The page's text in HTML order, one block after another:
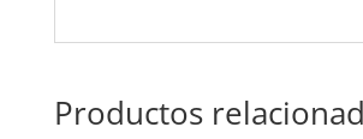
Productos